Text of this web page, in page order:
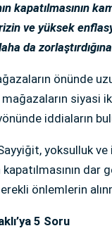
kapatılmasının
ve yüksek
da
önünde
siyasi
yönünde iddiaların
yoksulluk
kapatılmasının dar
önlemlerin
5 Soru